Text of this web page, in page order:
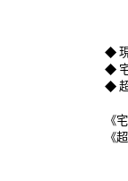
◆
◆
◆
《
《